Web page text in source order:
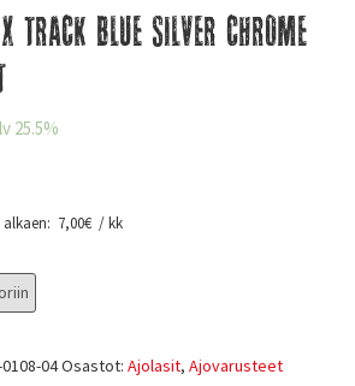
Track blue silver chrome
25.5%
7,00€ / kk
04Osastot: Ajolasit, Ajovarusteet